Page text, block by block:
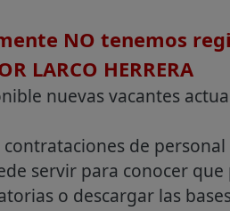
NO tenemos
LARCO HERRERA
nuevas vacantes
de
servir para conocer
o descargar las